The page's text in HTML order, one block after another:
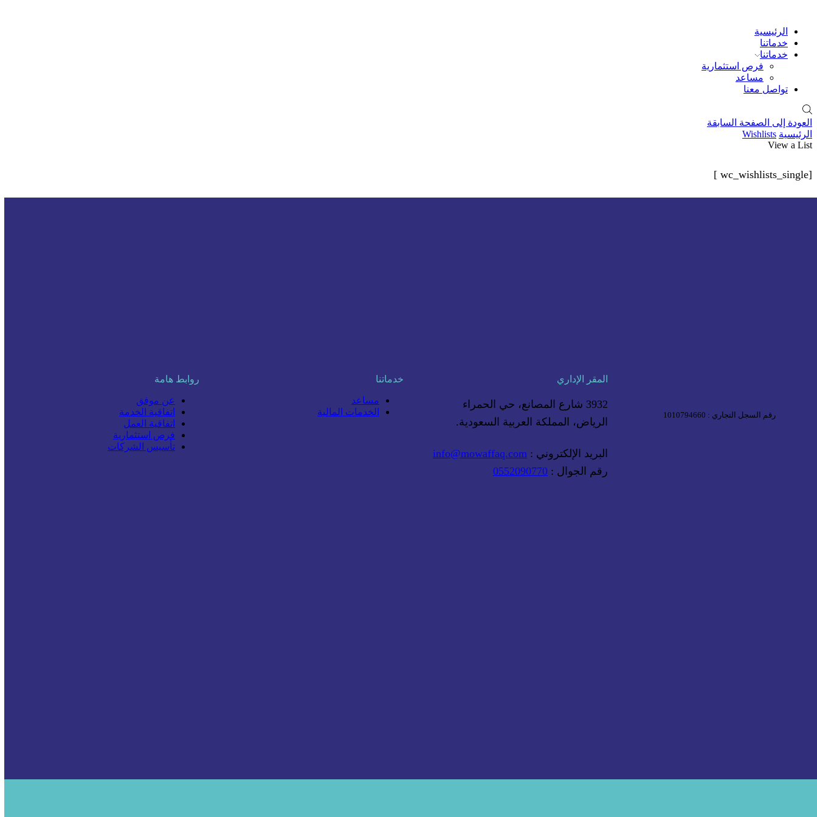
الرئيسية
خدماتنا
خدماتنا
فرص استثمارية
مساعد
تواصل معنا
العودة إلى الصفحة السابقة
الرئيسية Wishlists
View a List
[wc_wishlists_single ]
روابط هامة
عن موفق
اتفاقية الخدمة
اتفاقية العمل
فرص استثمارية
تأسيس الشركات
خدماتنا
مساعد
الخدمات المالية
المقر الإداري
3932 شارع المصانع، حي الحمراء
الرياض، المملكة العربية السعودية.
البريد الإلكتروني : info@mowaffaq.com
رقم الجوال : 0552090770
رقم السجل التجاري : 1010794660